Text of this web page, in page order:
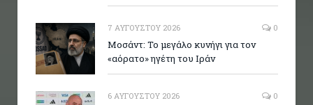
7 ΑΥΓΟΎΣΤΟΥ 2026 0
Μοσάντ: Το μεγάλο κυνήγι για τον
«αόρατο» ηγέτη του Ιράν
6 ΑΥΓΟΎΣΤΟΥ 2026 0